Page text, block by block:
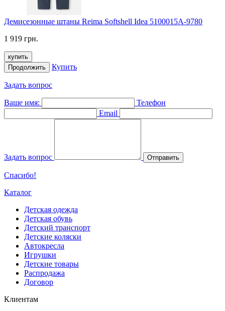
Демисезонные штаны Reima Softshell Idea 5100015A-9780
1 919 грн.
купить
Продолжить
Купить
Задать вопрос
Ваше имя:
Телефон
Email
Задать вопрос Отправить
Спасибо!
Каталог
Детская одежда
Детская обувь
Детский транспорт
Детские коляски
Автокресла
Игрушки
Детские товары
Распродажа
Договор
Клиентам